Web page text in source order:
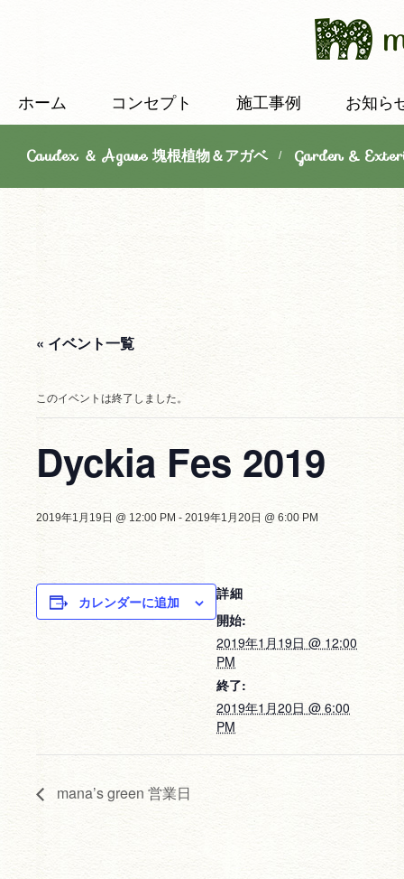
ホーム コンセプト 施工事例 お知ら
Caudex ＆ Agave 塊根植物＆アガベ/Garden &
« イベント一覧
このイベントは終了しました。
Dyckia Fes 2019
2019年1月19日 @ 12:00 PM - 2019年1月20日 @ 6:00 PM
カレンダーに追加
詳細
開始:
2019年1月19日 @ 12:00
PM
終了:
2019年1月20日 @ 6:00
PM
mana’s green 営業日